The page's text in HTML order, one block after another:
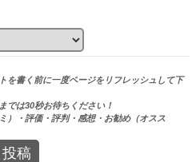
を書く前に一度ページをリフレッシュして下
では30秒お待ちください！
）・評価・評判・感想・お勧め（オスス
投稿